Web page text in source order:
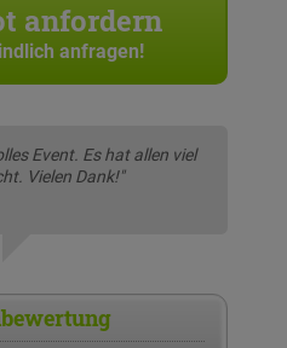
anfordern
anfragen!
Event. Es hat allen viel
Vielen Dank!"